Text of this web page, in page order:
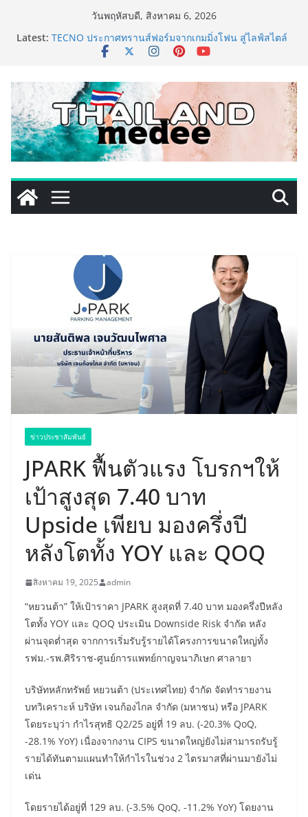
วันพฤหัสบดี, สิงหาคม 6, 2026
Latest: TECNO ประกาศทรานส์ฟอร์มจากเกมมิ่งโฟน สู่ไลฟ์สไตล์
แฟชั่นไอเท็ม เสิร์ฟใหญ่ปักหมุดแลนมาร์คใหม่กลางสถานี
ครั้งแรกของอุตสาหกรรมสีไทย นิปปอนเพนต์ผนึก 6 พันธ
มิตรโมเดิร์นเทรดชั้นนำ นำร่องเปิดตัว “NIPPON PAINT
WORRY FREE” โปรแกรมดูแลคุณภาพฟิล์มสีหลังการขาย
ยกระดับความมั่นใจลูกค้าด้วยผลิตภัณฑ์คุณภาพและ
บริการหลังการขายที่ครบวงจร
434 วันแห่งการรอคอย มูลนิธิ “เพจอีจัน” ส่งมอบ โรงเรียน
เด็กพิเศษทองผาภูมิ ให้กระทรวงศึกษาธิการ ส่งต่อโอกาส
ทางการศึกษาให้เด็กพิเศษกว่า 100 คน ใช้เวลา 434 วัน
เปลี่ยนพื้นที่ว่างเปล่าให้กลายเป็นโรงเรียนแห่งความหวัง
ททท. ประกาศความสำเร็จ Village to the World Season
5 ผนึก 9 พันธมิตร ขับเคลื่อน ESG Tourism สืบสานพระ
แห่งใหม่ในชลบุรี เดินหน้าขยายฐานการผลิตสู่เอเชียตะวัน
ออกเฉียงใต้ เสริมแกร่งยุทธศาสตร์ระดับโลก
ข่าวประชาสัมพันธ์
JPARK ฟื้นตัวแรง โบรกฯให้
เป้าสูงสุด 7.40 บาท
Upside เพียบ มองครึ่งปี
หลังโตทั้ง YOY และ QOQ
สิงหาคม 19, 2025 admin
“หยวนต้า” ให้เป้าราคา JPARK สูงสุดที่ 7.40 บาท มองครึ่งปีหลัง
โตทั้ง YOY และ QOQ ประเมิน Downside Risk จำกัด หลัง
ผ่านจุดต่ำสุด จากการเริ่มรับรู้รายได้โครงการขนาดใหญ่ทั้ง
รฟม.-รพ.ศิริราช-ศูนย์การแพทย์กาญจนาภิเษก ศาลายา
บริษัทหลักทรัพย์ หยวนต้า (ประเทศไทย) จำกัด จัดทำรายงาน
บทวิเคราะห์ บริษัท เจนก้องไกล จำกัด (มหาชน) หรือ JPARK
โดยระบุว่า กำไรสุทธิ Q2/25 อยู่ที่ 19 ลบ. (-20.3% QoQ,
-28.1% YoY) เนื่องจากงาน CIPS ขนาดใหญ่ยังไม่สามารถรับรู้
รายได้ทันตามแผนทำให้กำไรในช่วง 2 ไตรมาสที่ผ่านมายังไม่
เด่น
โดยรายได้อยู่ที่ 129 ลบ. (-3.5% QoQ, -11.2% YoY) โดยงาน